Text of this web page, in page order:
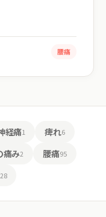
腰痛
経痛1 痺れ6
痛み2 腰痛95
28